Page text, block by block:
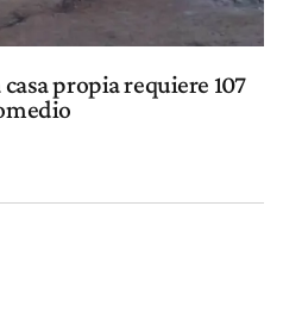
propia requiere 107